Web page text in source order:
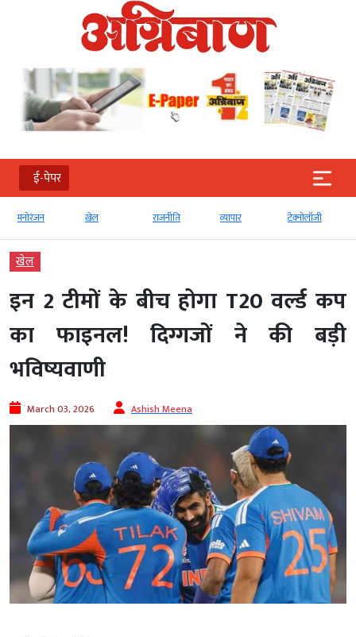
ई-पेपर
मनोरंजन खेल राजनीति व्‍यापार टेक्‍नोलॉजी
खेल
इन 2 टीमों के बीच होगा T20 वर्ल्ड कप
का फाइनल! दिग्गजों ने की बड़ी
भविष्यवाणी
March 03, 2026 Ashish Meena